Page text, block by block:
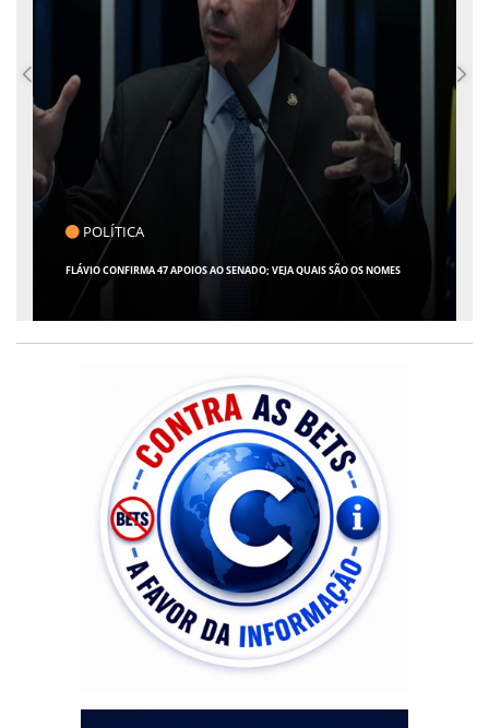
CLICK INDICA
GIRO POR SERGIPE, BRASIL E MUNDO - 07 DE AGOSTO DE 2026